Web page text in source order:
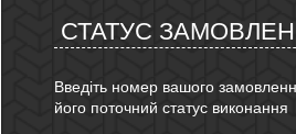
СТАТУС
Введіть номер вашого
його поточний статус виконання